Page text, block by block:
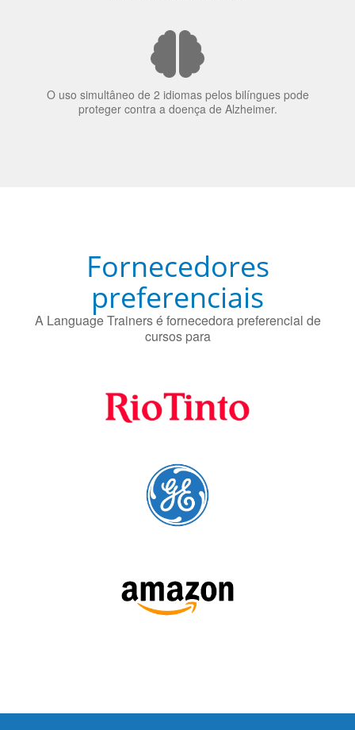
O uso simultâneo de 2 idiomas pelos bilíngues pode
proteger contra a doença de Alzheimer.
Fornecedores
preferenciais
A Language Trainers é fornecedora preferencial de
cursos para